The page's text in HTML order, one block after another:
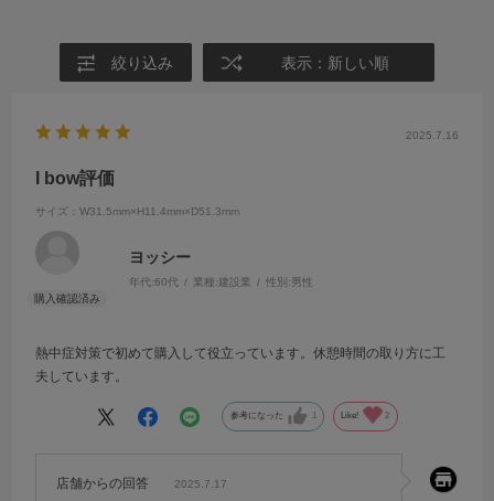
絞り込み 表示：新しい順
2025.7.16
I bow評価
サイズ：W31.5mm×H11.4mm×D51.3mm
ヨッシー
年代:60代 業種:建設業 性別:男性
熱中症対策で初めて購入して役立っています。休憩時間の取り方に工
夫しています。
参考になった 1 Like! 2
店舗からの回答 2025.7.17